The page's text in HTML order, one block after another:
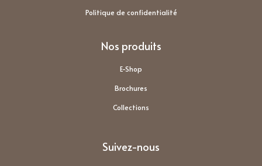
Politique de confidentialité
Nos produits
E-Shop
Brochures
Collections
Suivez-nous